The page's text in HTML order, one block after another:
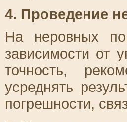
4. Проведение
На неровных
зависимости от
точность,
усреднять
погрешности,